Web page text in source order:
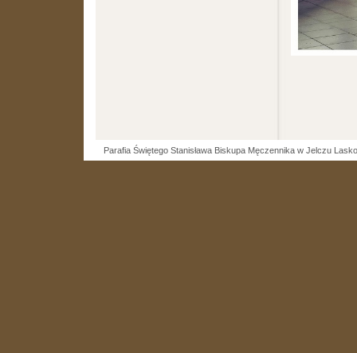
Parafia Świętego Stanisława Biskupa Męczennika w Jelczu